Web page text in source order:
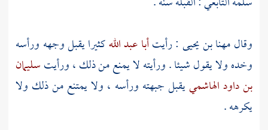
وقالمهنا بن يحيى : رأيتأبا عبد اللهكثيرا يقبل وجهه ورأسه
وخده ولا يقول شيئا . ورأيته لا يمنع من ذلك ، ورأيتسليمان
بن داود الهاشمييقبل جبهته ورأسه ، ولا يمتنع من ذلك ولا
يكرهه .